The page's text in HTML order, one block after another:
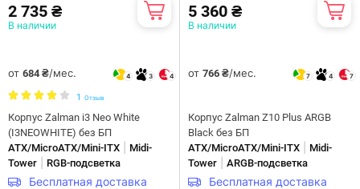
2 735 ₴
В наличии
от 684 ₴/мес. 4 3 4
1 Отзыв
Корпус Zalman i3 Neo White
(I3NEOWHITE) без БП
ATX/MicroATX/Mini-ITX
Midi-
Tower
RGB-подсветка
Бесплатная доставка
5 360 ₴
В наличии
от 766 ₴/мес. 7 4 7
Корпус Zalman Z10 Plus ARGB
Black без БП
ATX/MicroATX/Mini-ITX
Midi-
Tower
ARGB-подсветка
Бесплатная доставка